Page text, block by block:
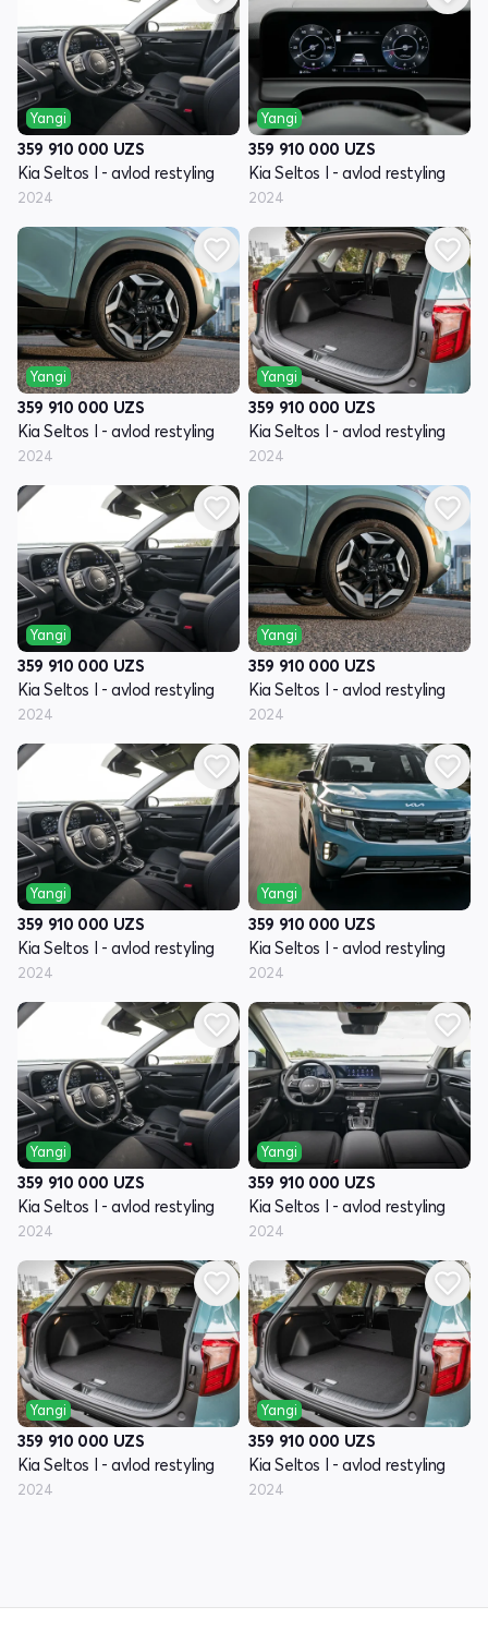
Yangi
359 910 000 UZS
Kia Seltos I - avlod restyling
2024
Yangi
359 910 000 UZS
Kia Seltos I - avlod restyling
2024
Yangi
359 910 000 UZS
Kia Seltos I - avlod restyling
2024
Yangi
359 910 000 UZS
Kia Seltos I - avlod restyling
2024
Yangi
359 910 000 UZS
Kia Seltos I - avlod restyling
2024
Yangi
359 910 000 UZS
Kia Seltos I - avlod restyling
2024
Yangi
359 910 000 UZS
Kia Seltos I - avlod restyling
2024
Yangi
359 910 000 UZS
Kia Seltos I - avlod restyling
2024
Yangi
359 910 000 UZS
Kia Seltos I - avlod restyling
2024
Yangi
359 910 000 UZS
Kia Seltos I - avlod restyling
2024
Yangi
359 910 000 UZS
Kia Seltos I - avlod restyling
2024
Yangi
359 910 000 UZS
Kia Seltos I - avlod restyling
2024